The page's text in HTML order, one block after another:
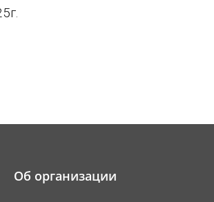
Об организации